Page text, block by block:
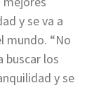
y se va a
mundo. “No
buscar los
y se